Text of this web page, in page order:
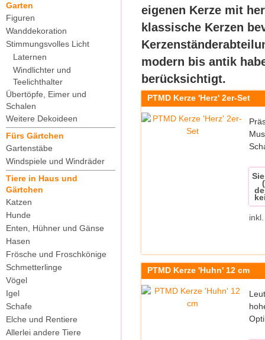
eigenen Kerze mit
klassische Kerzen
modern bis antik
berücksichtigt.
PTMD Kerze 'Herz' 2er-Set
PTMD Kerze 'Huhn' 12 cm
Garten
Figuren
Wanddekoration
Stimmungsvolles Licht
Laternen
Windlichter und
Teelichthalter
Übertöpfe, Eimer und
Schalen
Weitere Dekoideen
Fürs Gärtchen
Gartenstäbe
Windspiele und Windräder
Tiere in Haus und
Gärtchen
Katzen
Hunde
Enten, Hühner und Gänse
Hasen
Frösche und Froschkönige
Schmetterlinge
Vögel
Igel
Schafe
Elche und Rentiere
Allerlei andere Tiere